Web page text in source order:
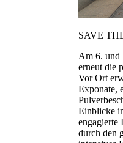
SAVE
Am 6. und
erneut die
Vor Ort
Exponate,
Einblicke
engagierte
durch den